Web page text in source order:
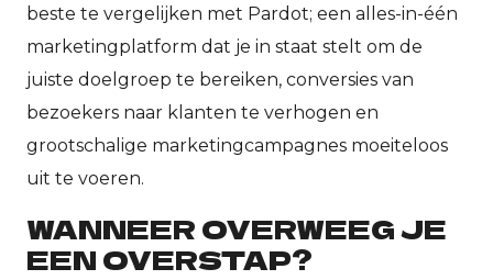
beste te vergelijken met Pardot; een alles-in-één
marketingplatform dat je in staat stelt om de
juiste doelgroep te bereiken, conversies van
bezoekers naar klanten te verhogen en
grootschalige marketingcampagnes moeiteloos
uit te voeren.
WANNEER OVERWEEG JE
EEN OVERSTAP?